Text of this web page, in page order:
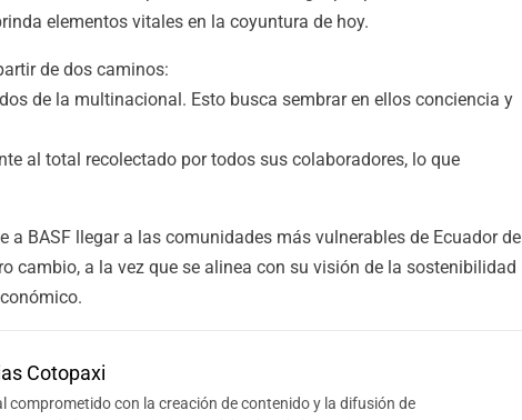
elementos vitales en la coyuntura de hoy.
de dos caminos:
de la multinacional. Esto busca sembrar en ellos conciencia y
al total recolectado por todos sus colaboradores, lo que
a BASF llegar a las comunidades más vulnerables de Ecuador de
cambio, a la vez que se alinea con su visión de la sostenibilidad
Cotopaxi
comprometido con la creación de contenido y la difusión de